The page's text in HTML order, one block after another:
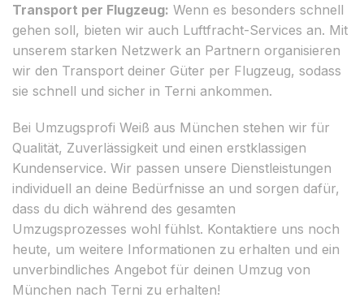
Transport per Flugzeug: Wenn es besonders schnell
gehen soll, bieten wir auch Luftfracht-Services an. Mit
unserem starken Netzwerk an Partnern organisieren
wir den Transport deiner Güter per Flugzeug, sodass
sie schnell und sicher in Terni ankommen.
Bei Umzugsprofi Weiß aus München stehen wir für
Qualität, Zuverlässigkeit und einen erstklassigen
Kundenservice. Wir passen unsere Dienstleistungen
individuell an deine Bedürfnisse an und sorgen dafür,
dass du dich während des gesamten
Umzugsprozesses wohl fühlst. Kontaktiere uns noch
heute, um weitere Informationen zu erhalten und ein
unverbindliches Angebot für deinen Umzug von
München nach Terni zu erhalten!